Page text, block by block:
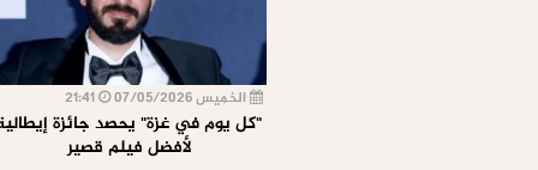
الخميس 07/05/2026 21:41
"كل يوم في غزة" يحصد جائزة إيطالية
لأفضل فيلم قصير